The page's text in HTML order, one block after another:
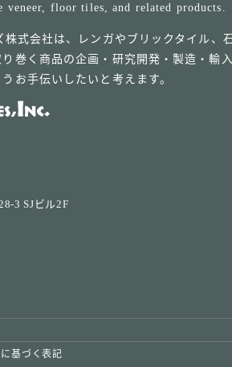
floor tiles, and related products.
式会社は、レンガやブリックタイル、
巻く商品の企画・研究開発・製造・輸
お手伝いしたいと考えます。
3 SJビル2F
基づく表記